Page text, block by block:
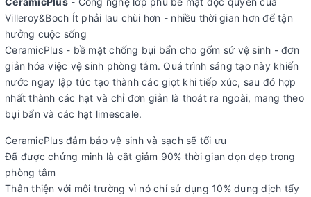
Villeroy&Boch Ít phải lau chùi hơn - nhiều thời gian hơn để tận
hưởng cuộc sống
CeramicPlus - bề mặt chống bụi bẩn cho gốm sứ vệ sinh - đơn
giản hóa việc vệ sinh phòng tắm. Quá trình sáng tạo này khiến
nước ngay lập tức tạo thành các giọt khi tiếp xúc, sau đó hợp
nhất thành các hạt và chỉ đơn giản là thoát ra ngoài, mang theo
bụi bẩn và các hạt limescale.
CeramicPlus đảm bảo vệ sinh và sạch sẽ tối ưu
Đã được chứng minh là cắt giảm 90% thời gian dọn dẹp trong
phòng tắm
Thân thiện với môi trường vì nó chỉ sử dụng 10% dung dịch tẩy